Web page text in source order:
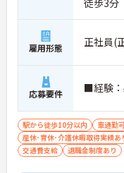
徒歩3分
雇用形態 正社員(
応募要件 ■経験
駅から徒歩10分以内 車通勤
産休･育休･介護休暇取得実績あ
交通費支給
退職金制度あり